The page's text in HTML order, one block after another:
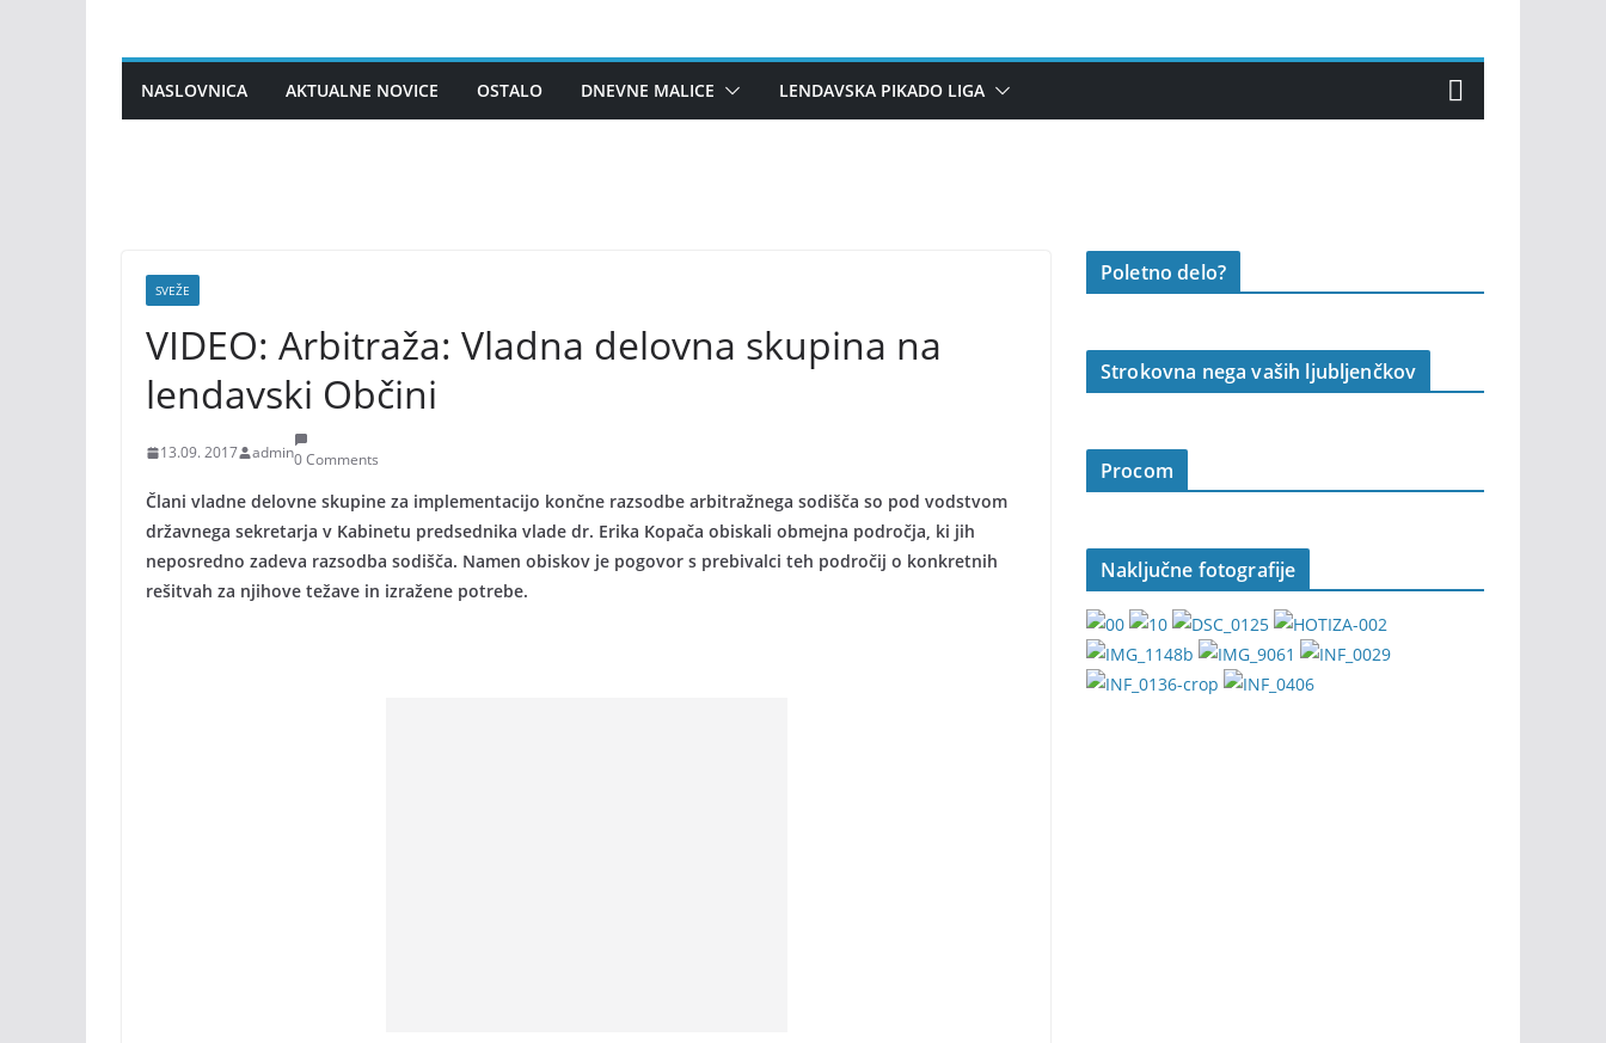
contentNASLOVNICA AKTUALNE NOVICE OSTALO DNEVNE MALICE LENDAVSKA PIKADO LIGA
SVEŽE
VIDEO: Arbitraža: Vladna delovna skupina na
lendavski Občini
13.09. 2017 admin0 Comments
Člani vladne delovne skupine za implementacijo končne razsodbe arbitražnega sodišča so pod vodstvom
državnega sekretarja v Kabinetu predsednika vlade dr. Erika Kopača obiskali obmejna področja, ki jih
neposredno zadeva razsodba sodišča. Namen obiskov je pogovor s prebivalci teh področij o konkretnih
rešitvah za njihove težave in izražene potrebe.
Poletno delo?
Strokovna nega vaših ljubljenčkov
Procom
Naključne fotografije